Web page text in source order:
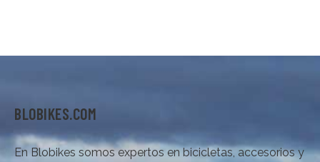
BLOBIKES.COM
En Blobikes somos expertos en bicicletas, accesorios y